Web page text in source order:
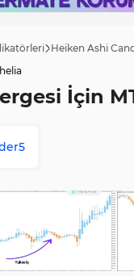
Heiken Ashi
İçin